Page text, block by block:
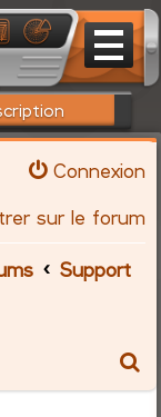
Connexion
sur le forum
Support